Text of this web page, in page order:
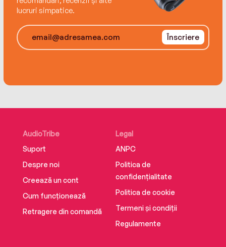
lucruri simpatice.
Înscriere
AudioTribe
Suport
Despre noi
Creează un cont
Cum funcționează
Retragere din comandă
Legal
ANPC
Politica de
confidențialitate
Politica de cookie
Termeni și condiții
Regulamente